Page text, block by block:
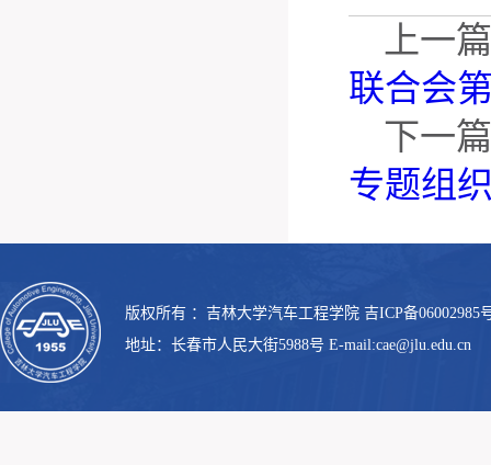
上一
联合会
下一
专题组
版权所有 ：吉林大学汽车工程学院 吉ICP备06002985
地址：长春市人民大街5988号 E-mail:cae@jlu.edu.cn